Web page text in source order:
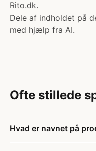
Rito.dk.
Dele af indholdet på
med hjælp fra AI.
Ofte stillede
Hvad er navnet på